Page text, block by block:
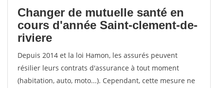
Changer de mutuelle santé en
cours d'année Saint-clement-de-
riviere
Depuis 2014 et la loi Hamon, les assurés peuvent
résilier leurs contrats d'assurance à tout moment
(habitation, auto, moto...). Cependant, cette mesure ne